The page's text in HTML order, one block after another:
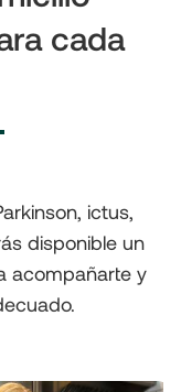
cada
ictus,
disponible un
acompañarte y